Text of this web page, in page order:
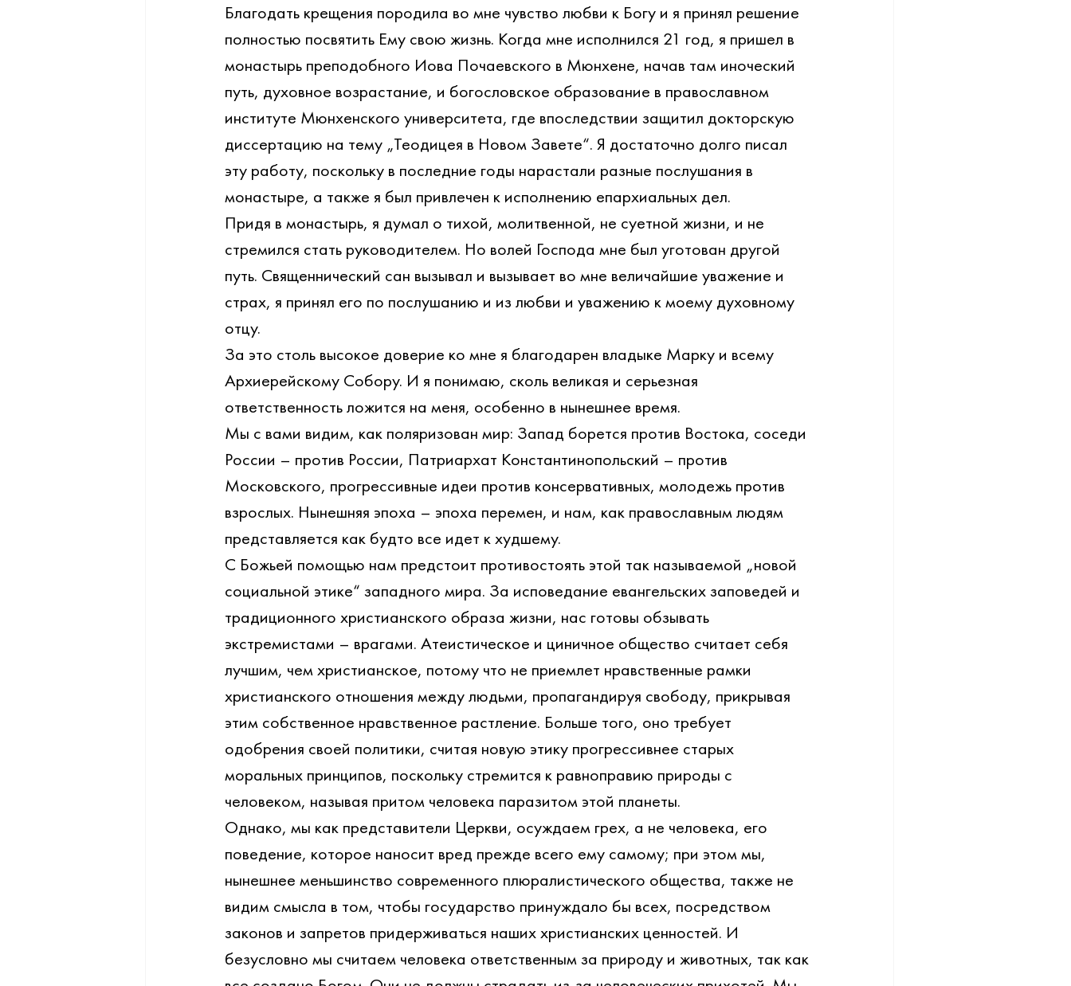
Благодать крещения породила во мне чувство любви к Богу и я принял решение
полностью посвятить Ему свою жизнь. Когда мне исполнился 21 год, я пришел в
монастырь преподобного Иова Почаевского в Мюнхене, начав там иноческий
путь, духовное возрастание, и богословское образование в православном
институте Мюнхенского университета, где впоследствии защитил докторскую
диссертацию на тему „Теодицея в Новом Завете“. Я достаточно долго писал
эту работу, поскольку в последние годы нарастали разные послушания в
монастыре, а также я был привлечен к исполнению епархиальных дел.
Придя в монастырь, я думал о тихой, молитвенной, не суетной жизни, и не
стремился стать руководителем. Но волей Господа мне был уготован другой
путь. Священнический сан вызывал и вызывает во мне величайшие уважение и
страх, я принял его по послушанию и из любви и уважению к моему духовному
отцу.
За это столь высокое доверие ко мне я благодарен владыке Марку и всему
Архиерейскому Собору. И я понимаю, сколь великая и серьезная
ответственность ложится на меня, особенно в нынешнее время.
Мы с вами видим, как поляризован мир: Запад борется против Востока, соседи
России – против России, Патриархат Константинопольский – против
Московского, прогрессивные идеи против консервативных, молодежь против
взрослых. Нынешняя эпоха – эпоха перемен, и нам, как православным людям
представляется как будто все идет к худшему.
С Божьей помощью нам предстоит противостоять этой так называемой „новой
социальной этике“ западного мира. За исповедание евангельских заповедей и
традиционного христианского образа жизни, нас готовы обзывать
экстремистами – врагами. Атеистическое и циничное общество считает себя
лучшим, чем христианское, потому что не приемлет нравственные рамки
христианского отношения между людьми, пропагандируя свободу, прикрывая
этим собственное нравственное растление. Больше того, оно требует
одобрения своей политики, считая новую этику прогрессивнее старых
моральных принципов, поскольку стремится к равноправию природы с
человеком, называя притом человека паразитом этой планеты.
Однако, мы как представители Церкви, осуждаем грех, а не человека, его
поведение, которое наносит вред прежде всего ему самому; при этом мы,
нынешнее меньшинство современного плюралистического общества, также не
видим смысла в том, чтобы государство принуждало бы всех, посредством
законов и запретов придерживаться наших христианских ценностей. И
безусловно мы считаем человека ответственным за природу и животных, так как